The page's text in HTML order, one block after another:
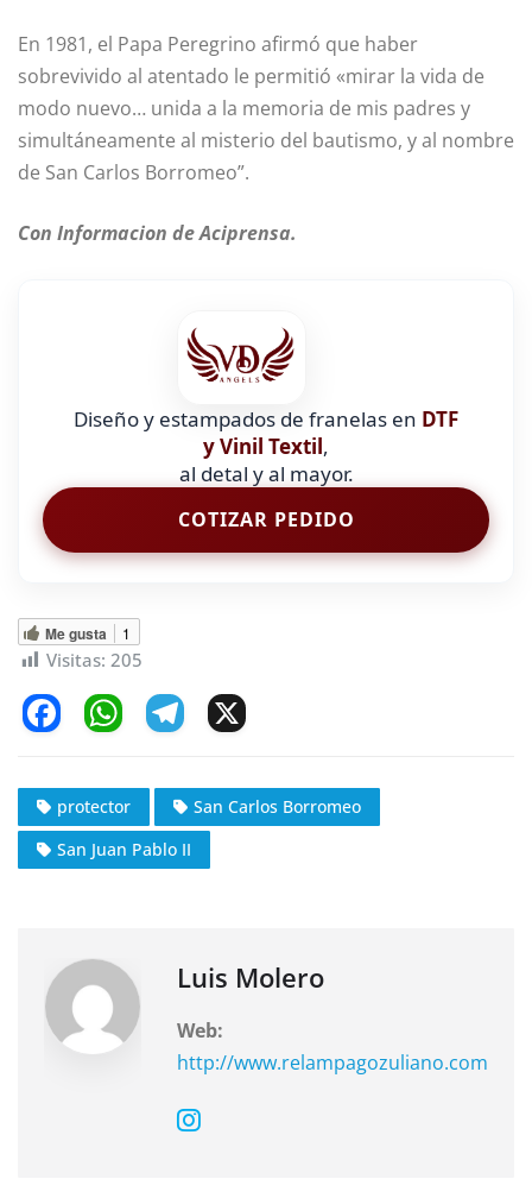
En 1981, el Papa Peregrino afirmó que haber
sobrevivido al atentado le permitió «mirar la vida de
modo nuevo… unida a la memoria de mis padres y
simultáneamente al misterio del bautismo, y al nombre
de San Carlos Borromeo”.
Con Informacion de Aciprensa.
Diseño y estampados de franelas en DTF
y Vinil Textil,
al detal y al mayor.
COTIZAR PEDIDO
Me gusta 1
Visitas: 205
c
e
b
k
W
at
s
A
e
gr
a
protector
San Carlos Borromeo
San Juan Pablo II
Luis Molero
Web:
http://www.relampagozuliano.com